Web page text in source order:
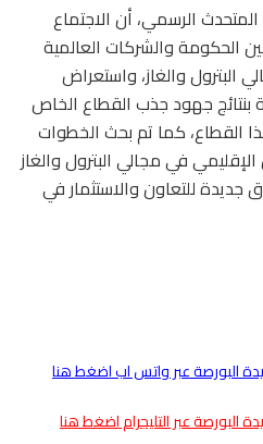
الرسمي، أن الاجتماع
الحكومة والشركات العالمية
البترول والغاز، واستعراض
جهود جذب القطاع الخاص
القطاع، كما تم بحث الخطوات
في مجالي البترول والغاز
جديدة للتعاون والاستثمار في
البورصة عبر واتس اب اضغط هنا
البورصة عبر التليجرام اضغط هنا